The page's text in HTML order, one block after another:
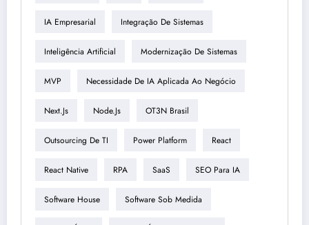
IA Empresarial Integração De Sistemas
Inteligência Artificial Modernização De Sistemas
MVP Necessidade De IA Aplicada Ao Negócio
Next.js Node.js OT3N Brasil
Outsourcing De TI Power Platform React
React Native RPA SaaS SEO Para IA
Software House Software Sob Medida